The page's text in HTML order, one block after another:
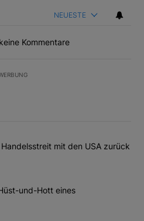
NEUESTE
Kommentare
am meisten kommentierten
"China schlägt im Handelsstreit
mit den USA zurück
"SMI-Aufsteiger: Hüst-und-Hott
und-Hott eines